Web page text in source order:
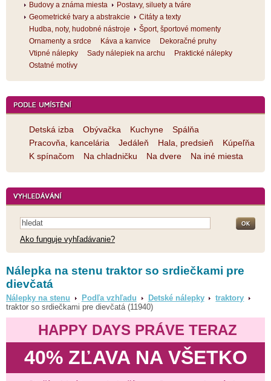
Budovy a známa miesta
Postavy, siluety a tváre
Geometrické tvary a abstrakcie
Citáty a texty
Hudba, noty, hudobné nástroje
Šport, športové momenty
Ornamenty a srdce
Káva a kanvice
Dekoračné pruhy
Vtipné nálepky
Sady nálepiek na archu
Praktické nálepky
Ostatné motívy
Detská izba Obývačka Kuchyne
Spálňa
Pracovňa, kancelária
Jedáleň Hala, predsieň
Kúpeľňa
K spínačom
Na chladničku Na dvere Na iné miesta
Ako funguje vyhľadávanie?
Nálepka na stenu traktor so srdiečkami pre
dievčatá
Nálepky na stenu Podľa vzhľadu Detské nálepky
traktory
traktor so srdiečkami pre dievčatá (11940)
HAPPY DAYS PRÁVE TERAZ
40% ZĽAVA NA VŠETKO